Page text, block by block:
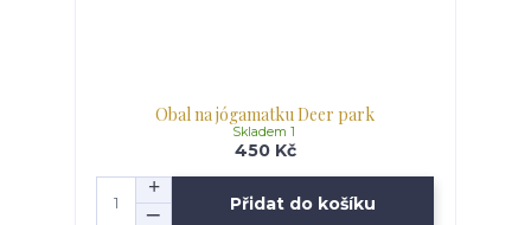
Obal na jógamatku Deer park
450 Kč
Skladem 1
Přidat do košíku